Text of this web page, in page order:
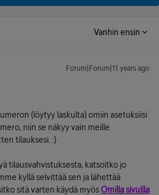
Vanhin ensin
Forum|Forum|11 years ago
(löytyy laskulta) omiin asetuksiisi
niin se näkyy vain meille
tilauksesi. :)
tilausvahvistuksesta, katsoitko jo
kyllä selvittää sen ja lähettää
sitä varten käydä myösOmilla sivuilla